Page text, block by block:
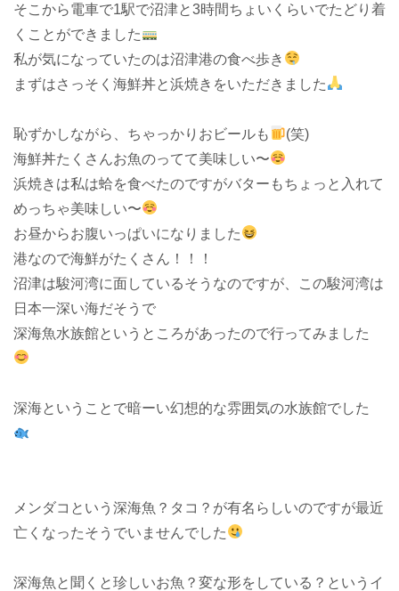
そこから電車で1駅で沼津と3時間ちょいくらいでたどり着
くことができました
私が気になっていたのは沼津港の食べ歩き
まずはさっそく海鮮丼と浜焼きをいただきました
恥ずかしながら、ちゃっかりおビールも
(笑)
海鮮丼たくさんお魚のってて美味しい〜
浜焼きは私は蛤を食べたのですがバターもちょっと入れて
めっちゃ美味しい〜
お昼からお腹いっぱいになりました
港なので海鮮がたくさん！！！
沼津は駿河湾に面しているそうなのですが、この駿河湾は
日本一深い海だそうで
深海魚水族館というところがあったので行ってみました
深海ということで暗ーい幻想的な雰囲気の水族館でした
メンダコという深海魚？タコ？が有名らしいのですが最近
亡くなったそうでいませんでした
深海魚と聞くと珍しいお魚？変な形をしている？というイ